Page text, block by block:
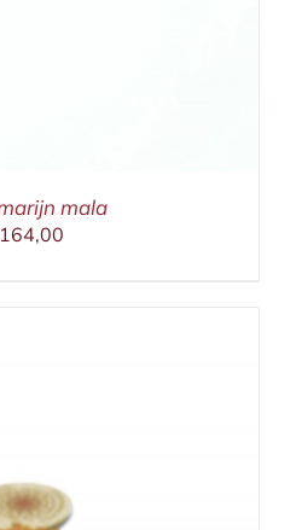
mala
164,00